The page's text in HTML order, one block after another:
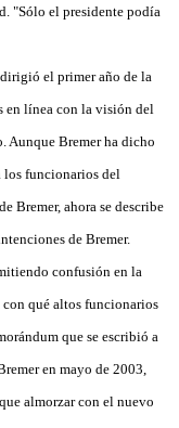
"Sólo el presidente podía
el primer año de la
en línea con la visión del
Aunque Bremer ha dicho
los funcionarios del
Bremer, ahora se describe
de Bremer.
confusión en la
con qué altos funcionarios
que se escribió a
en mayo de 2003,
almorzar con el nuevo